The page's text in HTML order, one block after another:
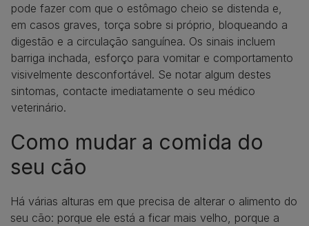
pode fazer com que o estômago cheio se distenda e,
em casos graves, torça sobre si próprio, bloqueando a
digestão e a circulação sanguínea. Os sinais incluem
barriga inchada, esforço para vomitar e comportamento
visivelmente desconfortável. Se notar algum destes
sintomas, contacte imediatamente o seu médico
veterinário.
Como mudar a comida do
seu cão
Há várias alturas em que precisa de alterar o alimento do
seu cão: porque ele está a ficar mais velho, porque a